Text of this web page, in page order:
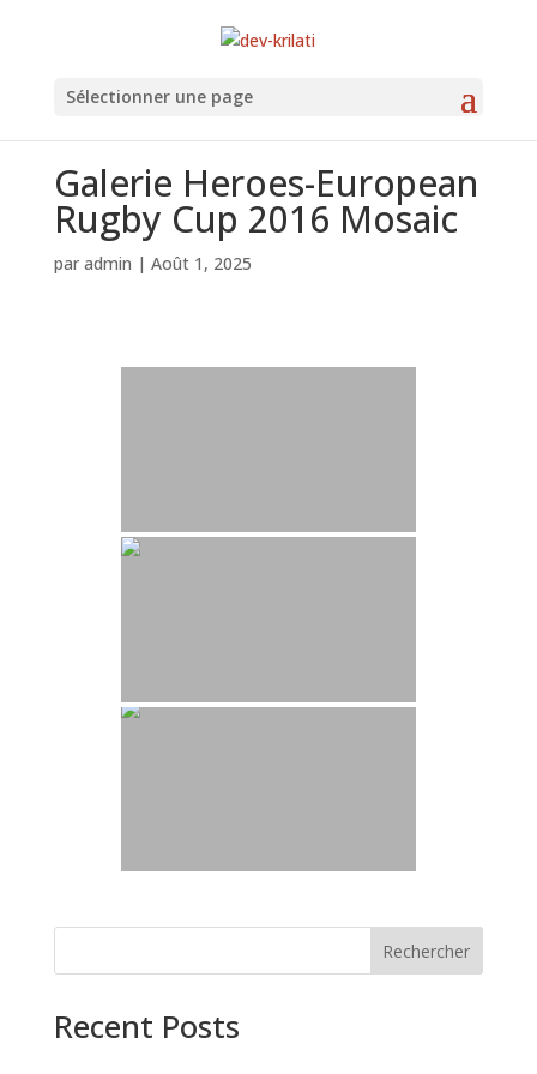
Sélectionner une page
Galerie Heroes-European
Rugby Cup 2016 Mosaic
par admin | Août 1, 2025
Rechercher
Recent Posts